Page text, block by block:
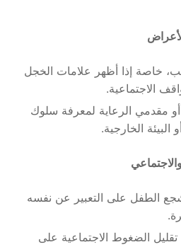
خاصة إذا أظهر علامات الخجل
الاجتماعية.
مقدمي الرعاية لمعرفة سلوك
الخارجية.
الطفل على التعبير عن نفسه
الضغوط الاجتماعية على